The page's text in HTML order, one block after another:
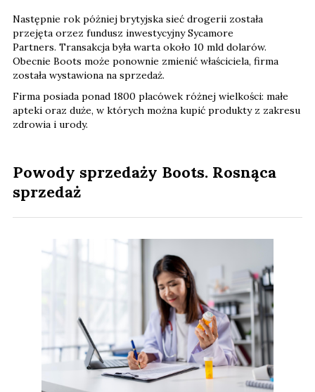
Następnie rok póżniej brytyjska sieć drogerii została
przejęta orzez fundusz inwestycyjny Sycamore
Partners. Transakcja była warta około 10 mld dolarów.
Obecnie Boots może ponownie zmienić właściciela, firma
została wystawiona na sprzedaż.
Firma posiada ponad 1800 placówek różnej wielkości: małe
apteki oraz duże, w których można kupić produkty z zakresu
zdrowia i urody.
Powody sprzedaży Boots. Rosnąca
sprzedaż